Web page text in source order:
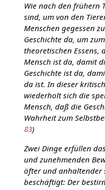
Wie nach den frühern
sind, um von den
Menschen gegessen
Geschichte da, um
theoretischen Essens,
Mensch ist da, damit
Geschichte ist da,
da ist. In dieser
wiederholt sich die
Mensch, daß die
Wahrheit zum
83)
Zwei Dinge erfüllen
und zunehmenden
öfter und anhaltender
beschäftigt: Der